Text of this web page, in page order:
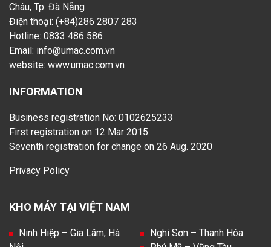
Châu, Tp. Đà Nẵng
Điện thoại: (+84)286 2807 283
Hotline: 0833 486 586
Email: info@umac.com.vn
website: www.umac.com.vn
INFORMATION
Business registration No: 0102625233
First registration on 12 Mar 2015
Seventh registration for change on 26 Aug. 2020
Privacy Policy
KHO MÁY TẠI VIỆT NAM
Ninh Hiệp – Gia Lâm, Hà
Nghi Sơn – Thanh Hóa